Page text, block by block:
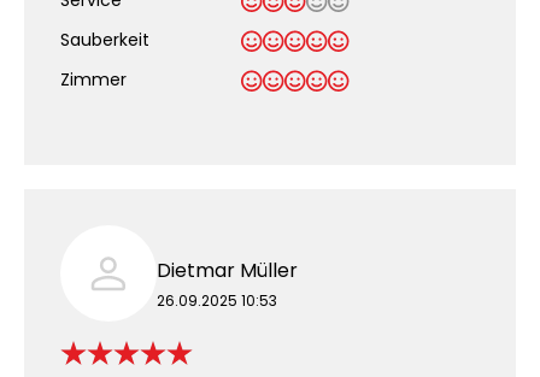
Sauberkeit
Zimmer
Dietmar Müller
26.09.2025 10:53